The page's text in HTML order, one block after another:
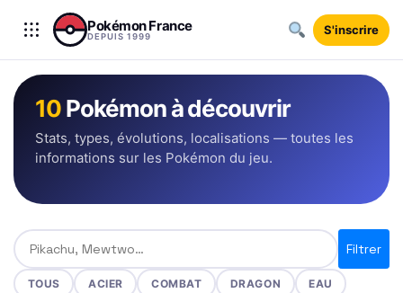
Aller au contenu
Pokémon France
DEPUIS 1999 S'inscrire
10Pokémon à découvrir
Stats, types, évolutions, localisations — toutes les
informations sur les Pokémon du jeu.
Rechercher un Pokémon
Filtrer
TOUS ACIER COMBAT DRAGON EAU